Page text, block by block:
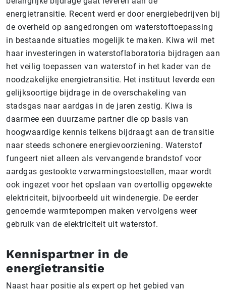
energietransitie. Recent werd er door energiebedrijven bij
de overheid op aangedrongen om waterstoftoepassing
in bestaande situaties mogelijk te maken. Kiwa wil met
haar investeringen in waterstoflaboratoria bijdragen aan
het veilig toepassen van waterstof in het kader van de
noodzakelijke energietransitie. Het instituut leverde een
gelijksoortige bijdrage in de overschakeling van
stadsgas naar aardgas in de jaren zestig. Kiwa is
daarmee een duurzame partner die op basis van
hoogwaardige kennis telkens bijdraagt aan de transitie
naar steeds schonere energievoorziening. Waterstof
fungeert niet alleen als vervangende brandstof voor
aardgas gestookte verwarmingstoestellen, maar wordt
ook ingezet voor het opslaan van overtollig opgewekte
elektriciteit, bijvoorbeeld uit windenergie. De eerder
genoemde warmtepompen maken vervolgens weer
gebruik van de elektriciteit uit waterstof.
Kennispartner in de
energietransitie
Naast haar positie als expert op het gebied van